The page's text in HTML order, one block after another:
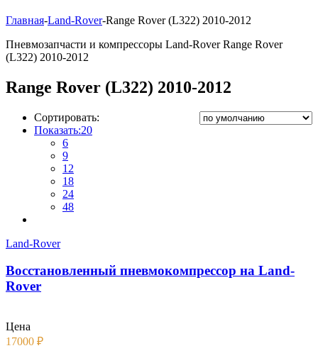
Главная-Land-Rover-Range Rover (L322) 2010-2012
Пневмозапчасти и компрессоры Land-Rover Range Rover
(L322) 2010-2012
Range Rover (L322) 2010-2012
Сортировать:
Показать:20
6
9
12
18
24
48
Land-Rover
Восстановленный пневмокомпрессор на Land-
Rover
Цена
17000 ₽